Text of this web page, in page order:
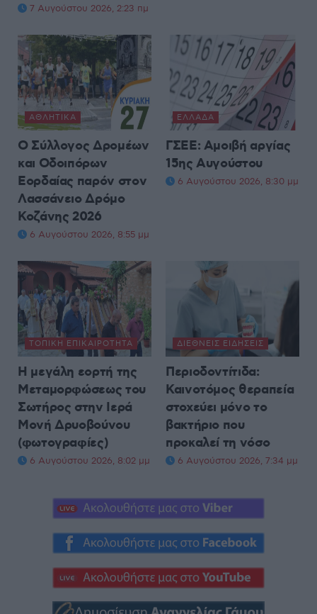
7 Αυγούστου 2026, 2:23 πμ
ΑΘΛΗΤΙΚΆ
Ο Σύλλογος Δρομέων
και Οδοιπόρων
Εορδαίας παρόν στον
Λασσάνειο Δρόμο
Κοζάνης 2026
6 Αυγούστου 2026, 8:55 μμ
ΕΛΛΆΔΑ
ΓΣΕΕ: Αμοιβή αργίας
15ης Αυγούστου
6 Αυγούστου 2026, 8:30 μμ
ΤΟΠΙΚΉ ΕΠΙΚΑΙΡΌΤΗΤΑ
Η μεγάλη εορτή της
Μεταμορφώσεως του
Σωτήρος στην Ιερά
Μονή Δρυοβούνου
(φωτογραφίες)
6 Αυγούστου 2026, 8:02 μμ
ΔΙΕΘΝΕΊΣ ΕΙΔΉΣΕΙΣ
Περιοδοντίτιδα:
Καινοτόμος θεραπεία
στοχεύει μόνο το
βακτήριο που
προκαλεί τη νόσο
6 Αυγούστου 2026, 7:34 μμ